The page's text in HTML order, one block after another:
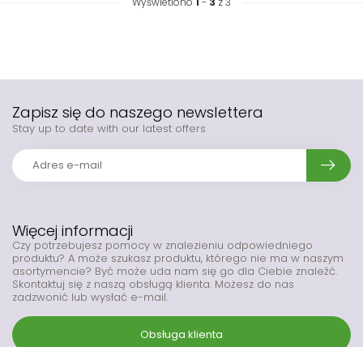
Więcej informacji
Czy potrzebujesz pomocy w znalezieniu odpowiedniego
produktu? A może szukasz produktu, którego nie ma w naszym
asortymencie? Być może uda nam się go dla Ciebie znaleźć.
Skontaktuj się z naszą obsługą klienta. Możesz do nas
zadzwonić lub wysłać e-mail.
Obsługa klienta
Zapisz się do naszego newslettera
Stay up to date with our latest offers